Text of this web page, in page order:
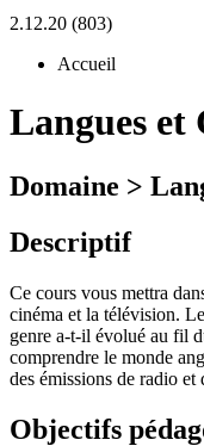
2.12.20 (803)
Accueil
Langues et
Domaine >
Descriptif
Ce cours vous mettra
cinéma et la télévision.
genre a-t-il évolué au fil
comprendre le monde
des émissions de radio et
Objectifs